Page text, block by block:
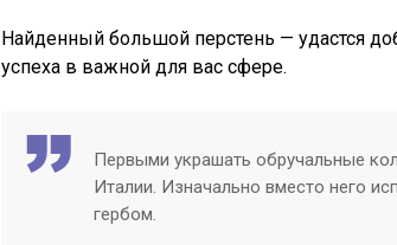
Найденный большой перстень — удастся
успеха в важной для вас сфере.
Первыми украшать обручальные
Италии. Изначально вместо него
гербом.